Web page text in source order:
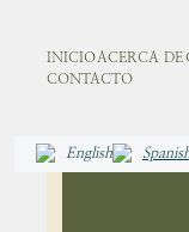
INICIOACERCA DE
CONTACTO
English